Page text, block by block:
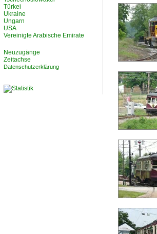
Türkei
Ukraine
Ungarn
USA
Vereinigte Arabische Emirate
Neuzugänge
Zeitachse
Datenschutzerklärung